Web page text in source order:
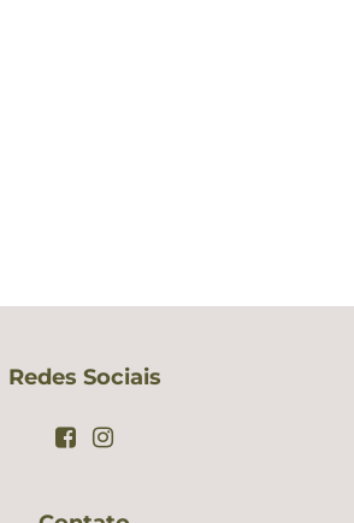
Redes Sociais